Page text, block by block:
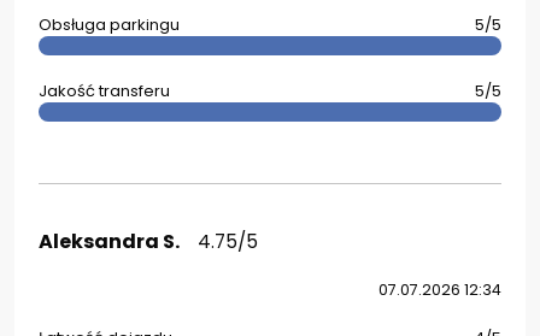
Obsługa parkingu 5/5
Jakość transferu 5/5
Aleksandra S. 4.75/5
07.07.2026 12:34